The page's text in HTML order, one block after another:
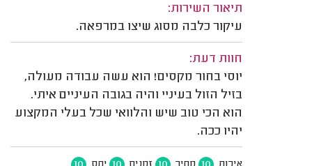
תיאור השירות:
עיקור כלבה מסוג שיצו במרפאה.
חוות דעת:
יוסי בחור מקסים! הוא עשה עבודה מעולה,
בזיל הזול בעיניי והיה בגובה העיניים איתי.
הוא הכי טוב שיש והלוואי שכל בעלי המקצוע
יהיו ככה.